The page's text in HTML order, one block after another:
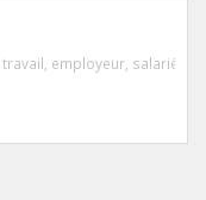
, employeur, salarié